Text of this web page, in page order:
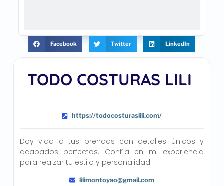
TODO COSTURAS LILI
https://todocosturaslili.com/
Doy vida a tus prendas con detalles únicos y
acabados perfectos. Confía en mi experiencia
para realzar tu estilo y personalidad.
lilimontoyao@gmail.com
Facebook Twitter LinkedIn